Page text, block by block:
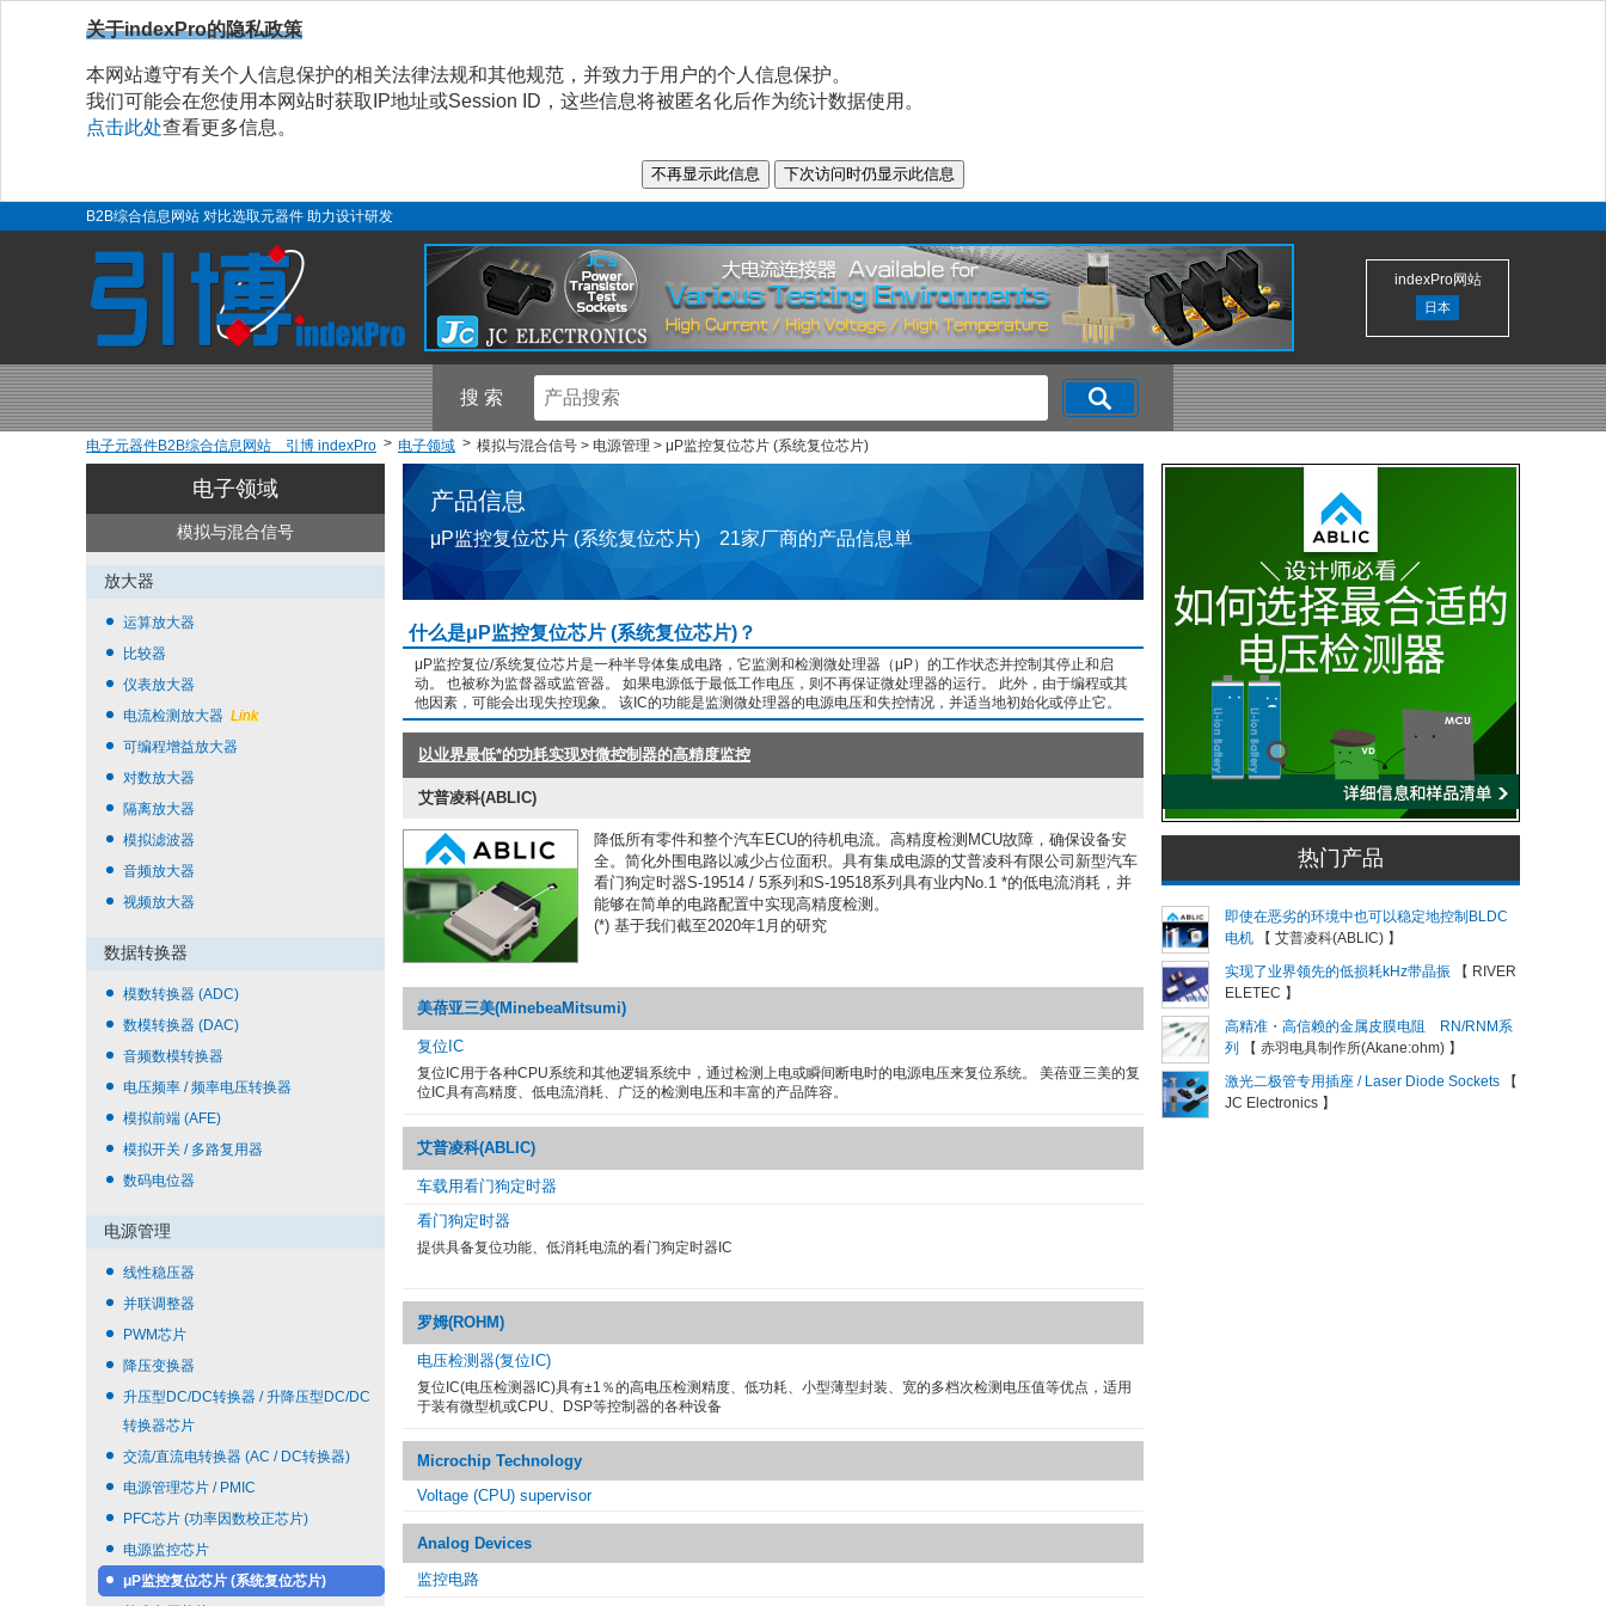
关于indexPro的隐私政策
本网站遵守有关个人信息保护的相关法律法规和其他规范，并致力于用户的个人信息保护。
我们可能会在您使用本网站时获取IP地址或Session ID，这些信息将被匿名化后作为统计数据使用。
点击此处查看更多信息。
B2B综合信息网站 对比选取元器件 助力设计研发
indexPro网站
日本
搜 索
电子元器件B2B综合信息网站 引博 indexPro 电子领域 模拟与混合信号 > 电源管理 > μP监控复位芯片 (系统复位芯片)
电子领域
模拟与混合信号
放大器
运算放大器
比较器
仪表放大器
电流检测放大器 Link
可编程增益放大器
对数放大器
隔离放大器
模拟滤波器
音频放大器
视频放大器
数据转换器
模数转换器 (ADC)
数模转换器 (DAC)
音频数模转换器
电压频率 / 频率电压转换器
模拟前端 (AFE)
模拟开关 / 多路复用器
数码电位器
电源管理
线性稳压器
并联调整器
PWM芯片
降压变换器
升压型DC/DC转换器 / 升降压型DC/DC
转换器芯片
交流/直流电转换器 (AC / DC转换器)
电源管理芯片 / PMIC
PFC芯片 (功率因数校正芯片)
电源监控芯片
μP监控复位芯片 (系统复位芯片)
产品信息
μP监控复位芯片 (系统复位芯片) 21家厂商的产品信息単
什么是μP监控复位芯片 (系统复位芯片)？
μP监控复位/系统复位芯片是一种半导体集成电路，它监测和检测微处理器（μP）的工作状态并控制其停止和启
动。 也被称为监督器或监管器。 如果电源低于最低工作电压，则不再保证微处理器的运行。 此外，由于编程或其
他因素，可能会出现失控现象。 该IC的功能是监测微处理器的电源电压和失控情况，并适当地初始化或停止它。
以业界最低*的功耗实现对微控制器的高精度监控
艾普凌科(ABLIC)
降低所有零件和整个汽车ECU的待机电流。高精度检测MCU故障，确保设备安
全。简化外围电路以减少占位面积。具有集成电源的艾普凌科有限公司新型汽车
看门狗定时器S-19514 / 5系列和S-19518系列具有业内No.1 *的低电流消耗，并
能够在简单的电路配置中实现高精度检测。
(*) 基于我们截至2020年1月的研究
美蓓亚三美(MinebeaMitsumi)
复位IC
复位IC用于各种CPU系统和其他逻辑系统中，通过检测上电或瞬间断电时的电源电压来复位系统。 美蓓亚三美的复
位IC具有高精度、低电流消耗、广泛的检测电压和丰富的产品阵容。
艾普凌科(ABLIC)
车载用看门狗定时器
看门狗定时器
提供具备复位功能、低消耗电流的看门狗定时器IC
罗姆(ROHM)
电压检测器(复位IC)
复位IC(电压检测器IC)具有±1％的高电压检测精度、低功耗、小型薄型封装、宽的多档次检测电压值等优点，适用
于装有微型机或CPU、DSP等控制器的各种设备
Microchip Technology
Voltage (CPU) supervisor
Analog Devices
监控电路
热门产品
即使在恶劣的环境中也可以稳定地控制BLDC
电机
【 艾普凌科(ABLIC) 】
实现了业界领先的低损耗kHz带晶振
【 RIVER
ELETEC 】
高精准・高信赖的金属皮膜电阻 RN/RNM系
列
【 赤羽电具制作所(Akane:ohm) 】
激光二极管专用插座 / Laser Diode Sockets
【
JC Electronics 】